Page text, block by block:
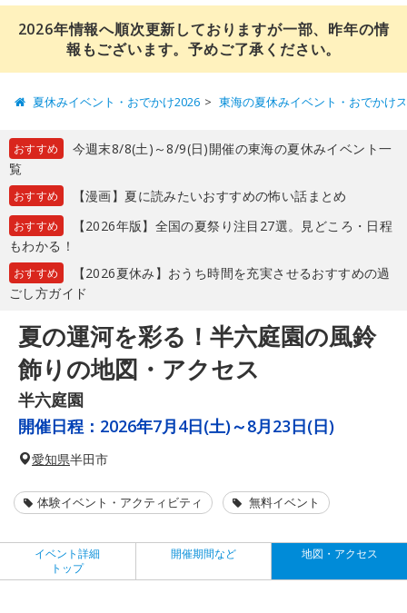
2026年情報へ順次更新しておりますが一部、昨年の情
報もございます。予めご了承ください。
夏休みイベント・おでかけ2026 東海の夏休みイベント・おでかけ
おすすめ
今週末8/8(土)～8/9(日)開催の東海の夏休みイベント一
覧
おすすめ 【漫画】夏に読みたいおすすめの怖い話まとめ
おすすめ
【2026年版】全国の夏祭り注目27選。見どころ・日程
もわかる！
おすすめ
【2026夏休み】おうち時間を充実させるおすすめの過
ごし方ガイド
夏の運河を彩る！半六庭園の風鈴
飾りの地図・アクセス
半六庭園
開催日程： 2026年7月4日(土)～8月23日(日)
愛知県半田市
体験イベント・アクティビティ 無料イベント
イベント詳細
トップ
開催期間など 地図・アクセス